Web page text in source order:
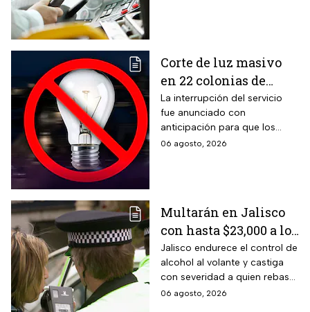
Corte de luz masivo
en 22 colonias de
México; zonas
afectadas hoy 7 de
agosto
La interrupción del servicio
fue anunciado con
anticipación para que los
usuarios puedan tomar las
06 agosto, 2026
Multarán en Jalisco
con hasta $23,000 a los
conductores que
superen este límite en
la prueba de
alcoholemia
Jalisco endurece el control de
alcohol al volante y castiga
con severidad a quien rebase
el nuevo límite de sangre o
06 agosto, 2026